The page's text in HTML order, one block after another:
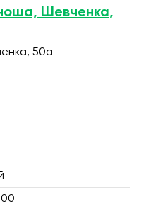
Шевченка,
50а